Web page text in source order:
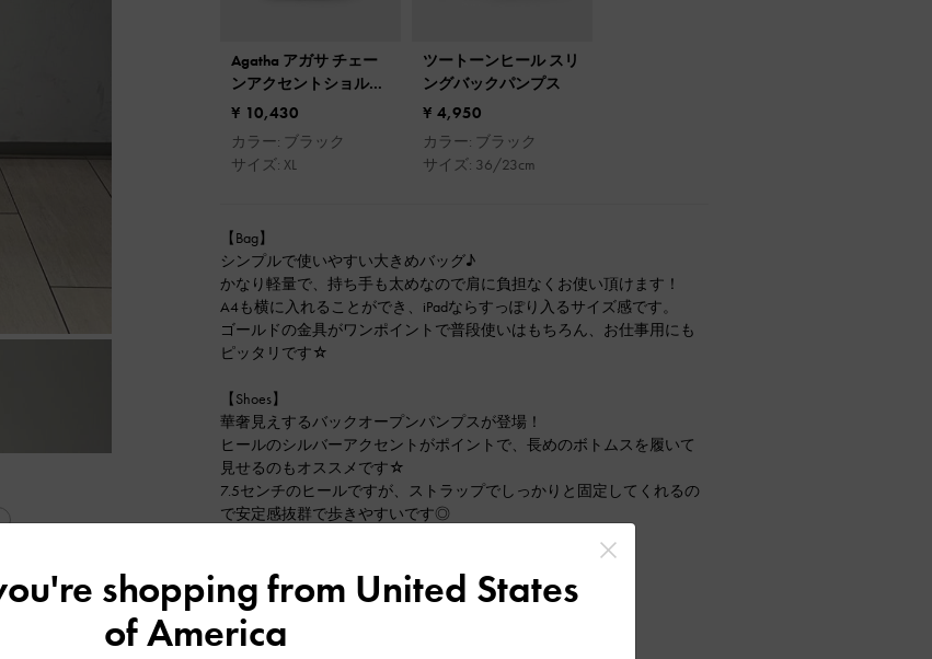
軽量
Agatha アガサ チェー
ンアクセントショルダ
ーバッグ
¥ 10,430
カラー: ブラック
サイズ: XL
ツートーンヒール スリ
ングバックパンプス
¥ 4,950
カラー: ブラック
サイズ: 36/23cm
【Bag】
シンプルで使いやすい大きめバッグ♪
かなり軽量で、持ち手も太めなので肩に負担なくお使い頂けます！
A4も横に入れることができ、iPadならすっぽり入るサイズ感です。
ゴールドの金具がワンポイントで普段使いはもちろん、お仕事用にも
ピッタリです☆
【Shoes】
華奢見えするバックオープンパンプスが登場！
ヒールのシルバーアクセントがポイントで、長めのボトムスを履いて
見せるのもオススメです☆
7.5センチのヒールですが、ストラップでしっかりと固定してくれるの
で安定感抜群で歩きやすいです◎
2024-11-07 にアップロード
shopping from United States
of America